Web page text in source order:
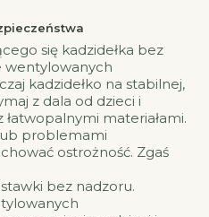
się kadzidełka bez
wentylowanych
kadzidełko na stabilnej,
z dala od dzieci i
materiałami.
problemami
ostrożność. Zgaś
bez nadzoru.